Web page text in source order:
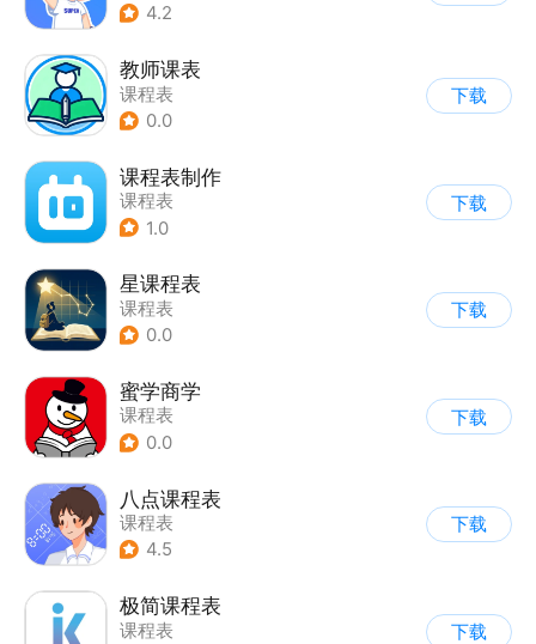
4.2
教师课表
课程表
0.0
下载
课程表制作
课程表
1.0
下载
星课程表
课程表
0.0
下载
蜜学商学
课程表
0.0
下载
八点课程表
课程表
4.5
下载
极简课程表
课程表
下载